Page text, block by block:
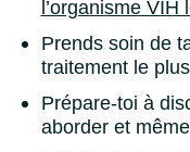
l’organisme VIH
Prends soin de
traitement le
Prépare-toi à
aborder et